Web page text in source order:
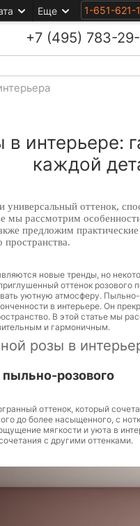
Еще 1-651-621-
+7 (495) 783-
интерьере:
каждой
оттенок,
мы рассмотрим
предложим
новые тренды, но
оттенок розового
уютную атмосферу.
в интерьере. Он
В этой статье мы
и гармоничным.
розы в
пыльно-розового
оттенок, который
до более насыщенного, с
мягкости и уюта в
с другими оттенками.